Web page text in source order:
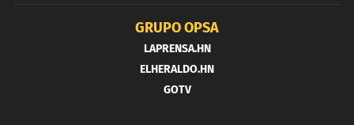
GRUPO OPSA
LAPRENSA.HN
ELHERALDO.HN
GOTV